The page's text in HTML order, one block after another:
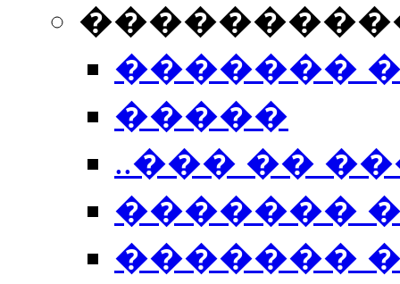
�������
�����
..��� ��
�������
�������